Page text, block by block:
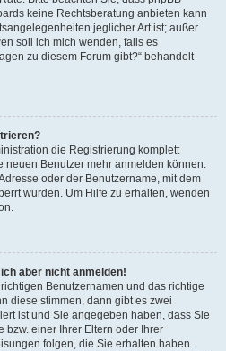
keine Rechtsberatung anbieten kann
jeglicher Art ist; außer
soll ich mich wenden, falls es
zu diesem Forum gibt?“ behandelt
die Registrierung komplett
neuen Benutzer mehr anmelden können.
oder der Benutzername, mit dem
wurden. Um Hilfe zu erhalten, wenden
aber nicht anmelden!
Benutzernamen und das richtige
diese stimmen, dann gibt es zwei
ist und Sie angegeben haben, dass Sie
bzw. einer Ihrer Eltern oder Ihrer
folgen, die Sie erhalten haben.